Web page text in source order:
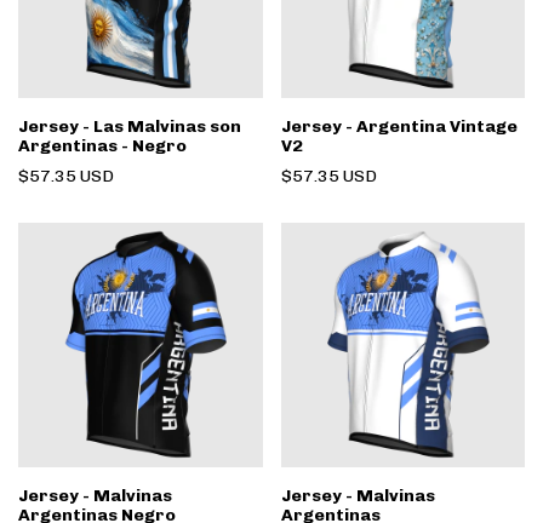
Jersey - Las Malvinas son
Argentinas - Negro
$57.35 USD
Jersey - Argentina Vintage
V2
$57.35 USD
Jersey - Malvinas
Argentinas Negro
Jersey - Malvinas
Argentinas